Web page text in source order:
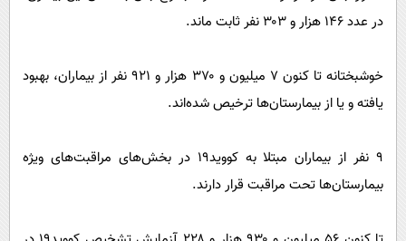
در عدد ۱۴۶ هزار و ۳۰۳ نفر ثابت ماند.
خوشبختانه تا کنون ۷ میلیون و ۳۷۰ هزار و ۹۲۱ نفر از بیماران، بهبود
یافته و یا از بیمارستان‌ها ترخیص شده‌اند.
۹ نفر از بیماران مبتلا به کووید۱۹ در بخش‌های مراقبت‌های ویژه
بیمارستان‌ها تحت مراقبت قرار دارند.